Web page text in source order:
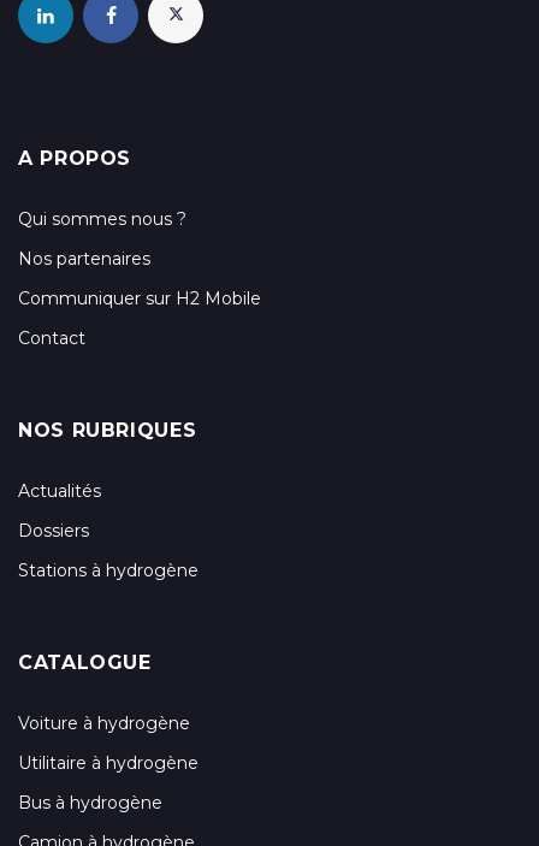
A PROPOS
Qui sommes nous ?
Nos partenaires
Communiquer sur H2 Mobile
Contact
NOS RUBRIQUES
Actualités
Dossiers
Stations à hydrogène
CATALOGUE
Voiture à hydrogène
Utilitaire à hydrogène
Bus à hydrogène